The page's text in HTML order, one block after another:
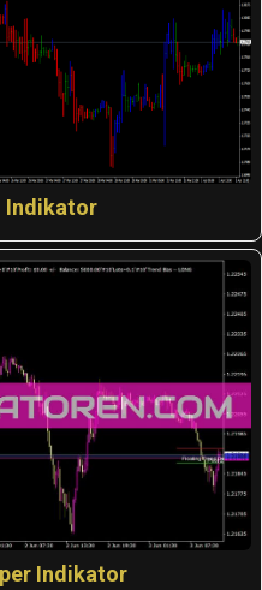
Indikator
Indikator